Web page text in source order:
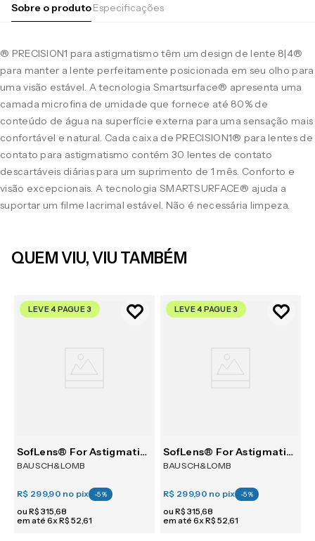
Sobre o produtoEspecificações
® PRECISION1 para astigmatismo têm um design de lente 8|4®
para manter a lente perfeitamente posicionada em seu olho para
uma visão estável. A tecnologia Smartsurface® apresenta uma
camada microfina de umidade que fornece até 80% de
conteúdo de água na superfície externa para uma sensação mais
confortável e natural. Cada caixa de PRECISION1® para lentes de
contato para astigmatismo contém 30 lentes de contato
descartáveis diárias para um suprimento de 1 mês. Conforto e
visão excepcionais. A tecnologia SMARTSURFACE® ajuda a
suportar um filme lacrimal estável. Não é necessária limpeza.
QUEM VIU, VIU TAMBÉM
LEVE 4 PAGUE 3
SofLens® For Astigmatism 6
BAUSCH&LOMB
R$ 299,90 no pix -5%
ou R$ 315,68
em até 6xR$ 52,61
LEVE 4 PAGUE 3
SofLens® For Astigmatism 6
BAUSCH&LOMB
R$ 299,90 no pix -5%
ou R$ 315,68
em até 6xR$ 52,61